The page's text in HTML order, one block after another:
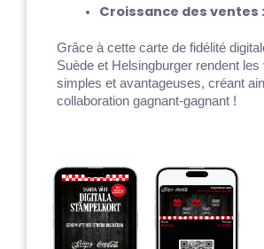
Croissance des ventes :
Grâce à cette carte de fidélité
Suède et Helsingburger rendent les
simples et avantageuses, créant
collaboration gagnant-gagnant !